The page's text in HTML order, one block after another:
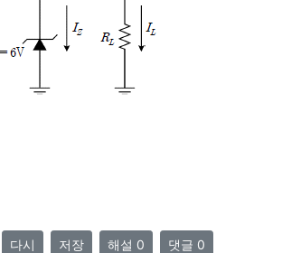
다시 저장 해설 0 댓글 0